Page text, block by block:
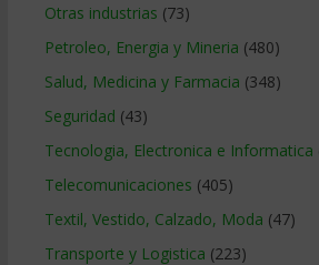
Otras industrias (73)
Petroleo, Energia y Mineria (480)
Salud, Medicina y Farmacia (348)
Seguridad (43)
Tecnologia, Electronica e Informatica
Telecomunicaciones (405)
Textil, Vestido, Calzado, Moda (47)
Transporte y Logistica (223)